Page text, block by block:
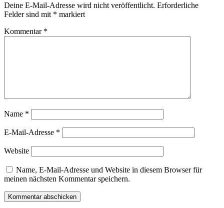
Deine E-Mail-Adresse wird nicht veröffentlicht. Erforderliche
Felder sind mit * markiert
Kommentar *
Name *
E-Mail-Adresse *
Website
Name, E-Mail-Adresse und Website in diesem Browser für
meinen nächsten Kommentar speichern.